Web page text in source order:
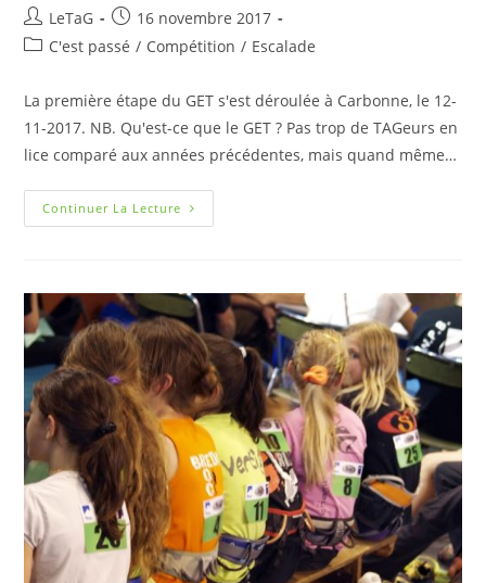
LeTaG
16 novembre 2017
C'est passé / Compétition / Escalade
La première étape du GET s'est déroulée à Carbonne, le 12-
11-2017. NB. Qu'est-ce que le GET ? Pas trop de TAGeurs en
lice comparé aux années précédentes, mais quand même…
Continuer La Lecture